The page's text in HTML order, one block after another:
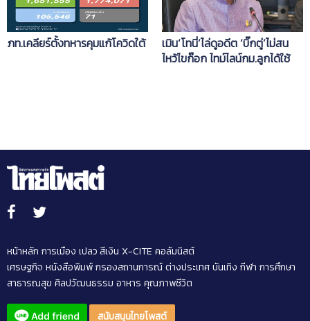
ภท.เคลียร์ตั้งทหารคุมแก้โควิดใต้
เมิน‘โทนี่’ไล่ดูอดีต ‘บิ๊กตู่’ไม่สน
ไหว้ไขก๊อก ไทม์ไลน์กม.ลูกได้ใช้
หน้าหลัก การเมือง เปลว สีเงิน X-CITE คอลัมนิสต์
เศรษฐกิจ หนังสือพิมพ์กรองสถานการณ์ต่างประเทศบันเทิง กีฬา การศึกษา
สาธารณสุข ศิลปวัฒนธรรม อาหาร คุณภาพชีวิต
สนับสนุนไทยโพสต์